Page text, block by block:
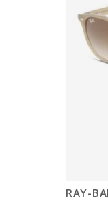
RAY-